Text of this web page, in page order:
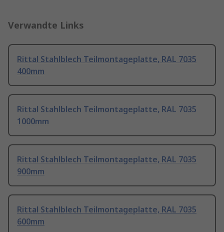
Verwandte Links
Rittal Stahlblech Teilmontageplatte, RAL 7035
400mm
Rittal Stahlblech Teilmontageplatte, RAL 7035
1000mm
Rittal Stahlblech Teilmontageplatte, RAL 7035
900mm
Rittal Stahlblech Teilmontageplatte, RAL 7035
600mm